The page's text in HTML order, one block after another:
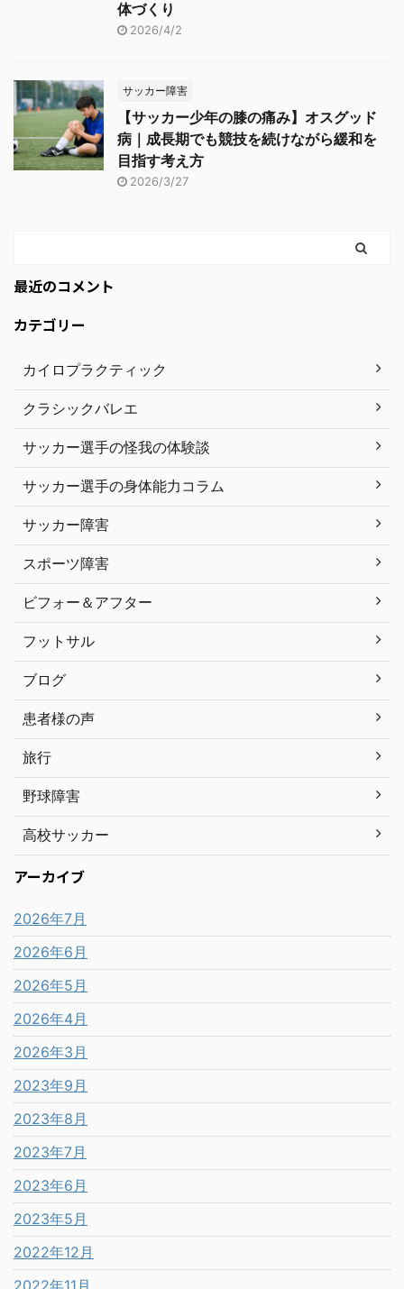
体づくり
2026/4/2
サッカー障害
【サッカー少年の膝の痛み】オスグッド
病｜成長期でも競技を続けながら緩和を
目指す考え方
2026/3/27
最近のコメント
カテゴリー
カイロプラクティック
クラシックバレエ
サッカー選手の怪我の体験談
サッカー選手の身体能力コラム
サッカー障害
スポーツ障害
ビフォー＆アフター
フットサル
ブログ
患者様の声
旅行
野球障害
高校サッカー
アーカイブ
2026年7月
2026年6月
2026年5月
2026年4月
2026年3月
2023年9月
2023年8月
2023年7月
2023年6月
2023年5月
2022年12月
2022年11月